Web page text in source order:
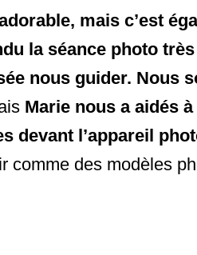
mais c’est
la séance photo
nous guider. Nous
Marie nous a aidés
devant l’appareil
comme des modèles